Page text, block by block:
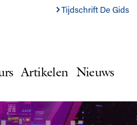
Tijdschrift De Gids
Artikelen Nieuws